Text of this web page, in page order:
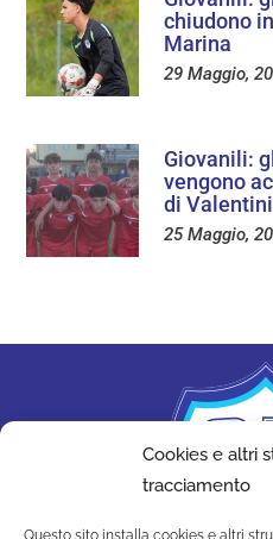
Cookies e altri
tracciamento
Questo sito installa cookies e altri
chiudono
Marina
29 Maggio,
Giovanili:
vengono
di
25 Maggio,